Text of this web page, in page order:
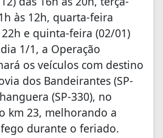
às 12h, quarta-feira
e quinta-feira (02/01)
1/1, a Operação
os veículos com destino
dos Bandeirantes (SP-
(SP-330), no
km 23, melhorando a
durante o feriado.